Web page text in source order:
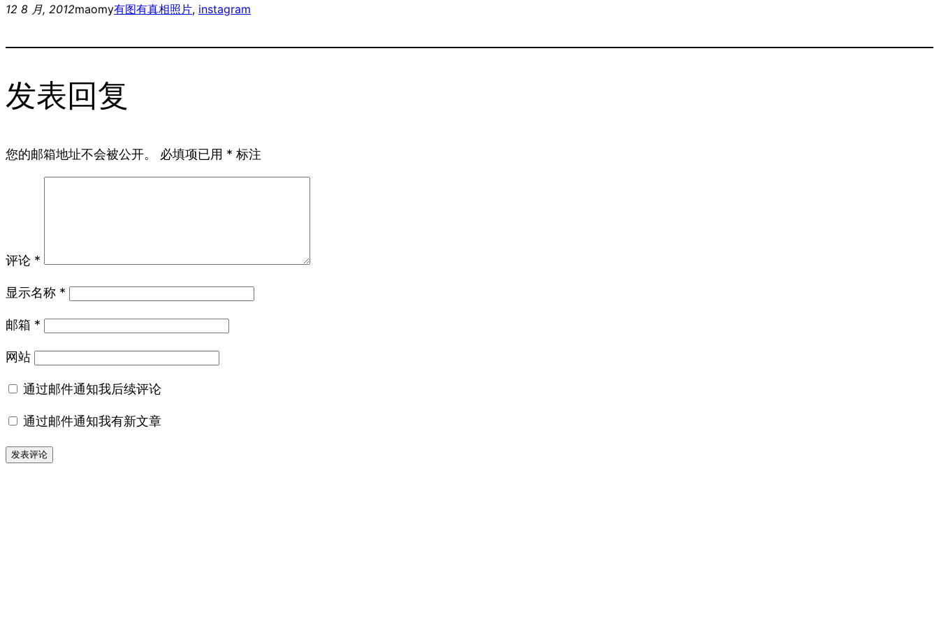
12 8 月, 2012maomy有图有真相照片, instagram
发表回复
您的邮箱地址不会被公开。 必填项已用 * 标注
评论 *
显示名称 *
邮箱 *
网站
通过邮件通知我后续评论
通过邮件通知我有新文章